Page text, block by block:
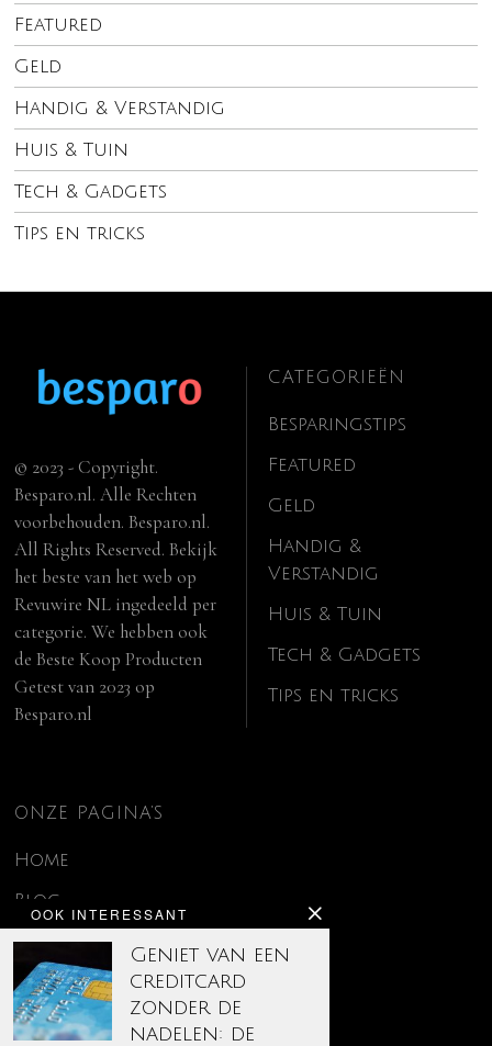
Featured
Geld
Handig & Verstandig
Huis & Tuin
Tech & Gadgets
Tips en tricks
OOK INTERESSANT
Geniet van een
creditcard
zonder de
nadelen: de
© 2023 - Copyright.
Besparo.nl. Alle Rechten
voorbehouden. Besparo.nl.
All Rights Reserved. Bekijk
het beste van het web op
Revuwire NL ingedeeld per
categorie. We hebben ook
deBeste Koop Producten
Getest van 2023 op
Besparo.nl
CATEGORIEËN
Besparingstips
Featured
Geld
Handig &
Verstandig
Huis & Tuin
Tech & Gadgets
Tips en tricks
ONZE PAGINA’S
Home
Blog
Contact
Disclaimer
Over ons